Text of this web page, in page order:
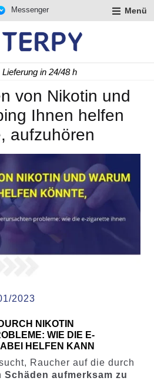
Messenger Menü
in 24/48 h
von Nikotin und
Ihnen helfen
aufzuhören
2023
NIKOTIN
WIE DIE E-
HELFEN KANN
Raucher auf die durch
Schäden aufmerksam zu